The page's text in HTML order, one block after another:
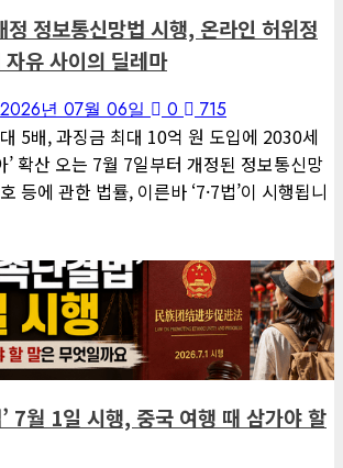
정보통신망법 시행, 온라인 허위정
유 사이의 딜레마
2026년 07월 06일 0 715
5배, 과징금 최대 10억 원 도입에 2030세
’ 확산 오는 7월 7일부터 개정된 정보통신망
등에 관한 법률, 이른바 ‘7·7법’이 시행됩니
7월 1일 시행, 중국 여행 때 삼가야 할